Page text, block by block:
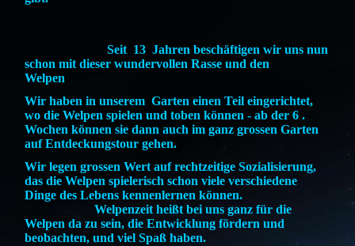
Seit 13 Jahren beschäftigen wir uns nun
schon mit dieser wundervollen Rasse und den
Welpen
Wir haben in unserem Garten einen Teil eingerichtet,
wo die Welpen spielen und toben können - ab der 6 .
Wochen können sie dann auch im ganz grossen Garten
auf Entdeckungstour gehen.
Wir legen grossen Wert auf rechtzeitige Sozialisierung,
das die Welpen spielerisch schon viele verschiedene
Dinge des Lebens kennenlernen können.
Welpenzeit heißt bei uns ganz für die
Welpen da zu sein, die Entwicklung fördern und
beobachten, und viel Spaß haben.